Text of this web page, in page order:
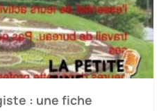
: une fiche